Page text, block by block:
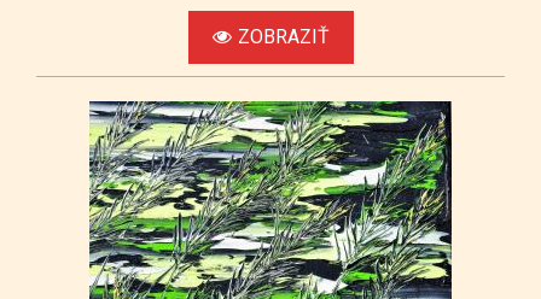
ZOBRAZIŤ